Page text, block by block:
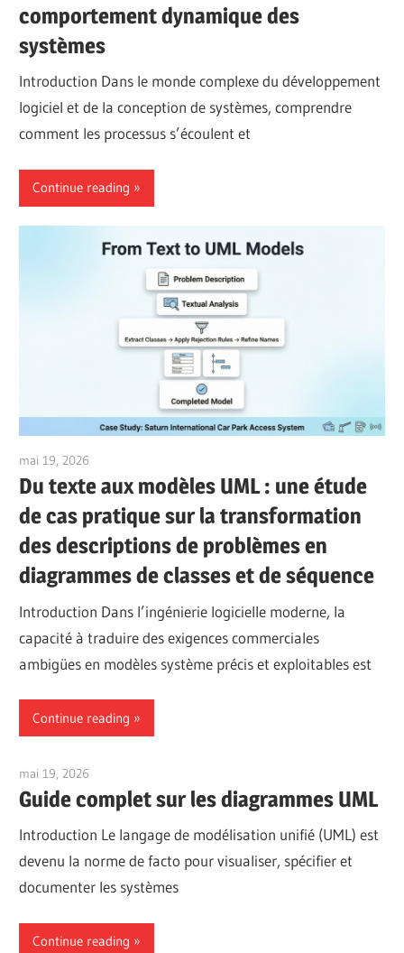
comportement dynamique des
systèmes
Introduction Dans le monde complexe du développement
logiciel et de la conception de systèmes, comprendre
comment les processus s’écoulent et
Continue reading
mai 19, 2026
Du texte aux modèles UML : une étude
de cas pratique sur la transformation
des descriptions de problèmes en
diagrammes de classes et de séquence
Introduction Dans l’ingénierie logicielle moderne, la
capacité à traduire des exigences commerciales
ambigües en modèles système précis et exploitables est
Continue reading
mai 19, 2026
Guide complet sur les diagrammes UML
Introduction Le langage de modélisation unifié (UML) est
devenu la norme de facto pour visualiser, spécifier et
documenter les systèmes
Continue reading